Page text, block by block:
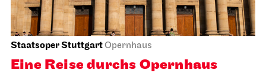
Staatsoper StuttgartOpernhaus
Eine Reise durchs Opernhaus